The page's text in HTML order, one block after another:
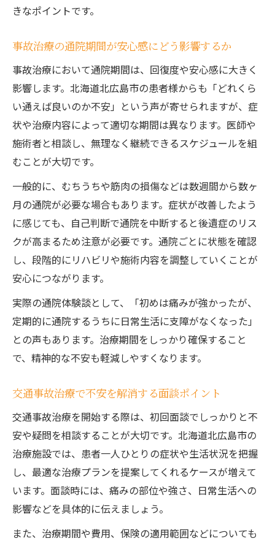
北海道北広島市で事故治療を併用する方法
きなポイントです。
事故治療の通院期間が安心感にどう影響するか
事故治療において通院期間は、回復度や安心感に大きく
影響します。北海道北広島市の患者様からも「どれくら
い通えば良いのか不安」という声が寄せられますが、症
状や治療内容によって適切な期間は異なります。医師や
施術者と相談し、無理なく継続できるスケジュールを組
むことが大切です。
一般的に、むちうちや筋肉の損傷などは数週間から数ヶ
月の通院が必要な場合もあります。症状が改善したよう
に感じても、自己判断で通院を中断すると後遺症のリス
クが高まるため注意が必要です。通院ごとに状態を確認
し、段階的にリハビリや施術内容を調整していくことが
安心につながります。
実際の通院体験談として、「初めは痛みが強かったが、
定期的に通院するうちに日常生活に支障がなくなった」
との声もあります。治療期間をしっかり確保すること
で、精神的な不安も軽減しやすくなります。
交通事故治療で不安を解消する面談ポイント
交通事故治療を開始する際は、初回面談でしっかりと不
安や疑問を相談することが大切です。北海道北広島市の
治療施設では、患者一人ひとりの症状や生活状況を把握
し、最適な治療プランを提案してくれるケースが増えて
います。面談時には、痛みの部位や強さ、日常生活への
影響などを具体的に伝えましょう。
また、治療期間や費用、保険の適用範囲などについても